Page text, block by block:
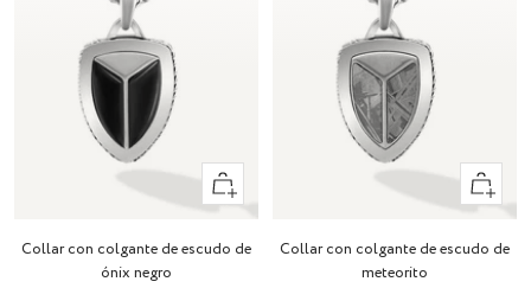
+
Añadir
Collar con colgante de escudo de
ónix negro
+
Añadir
Collar con colgante de escudo de
meteorito